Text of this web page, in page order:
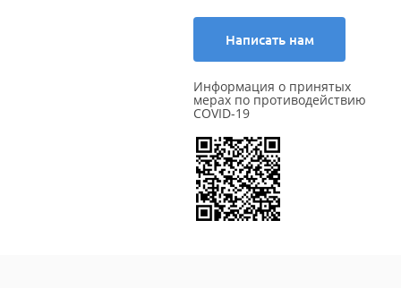
Написать нам
Информация о принятых
мерах по противодействию
COVID-19